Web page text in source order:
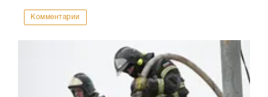
Комментарии